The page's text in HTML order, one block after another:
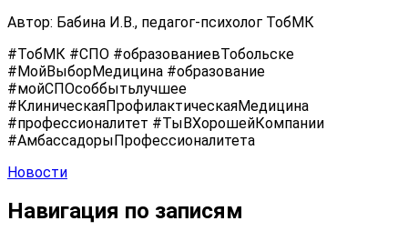
Автор: Бабина И.В., педагог-психолог ТобМК
#ТобМК #СПО #образованиевТобольске
#МойВыборМедицина #образование
#мойСПОсоббытьлучшее
#КлиническаяПрофилактическаяМедицина
#профессионалитет #ТыВХорошейКомпании
#АмбассадорыПрофессионалитета
Новости
Навигация по записям